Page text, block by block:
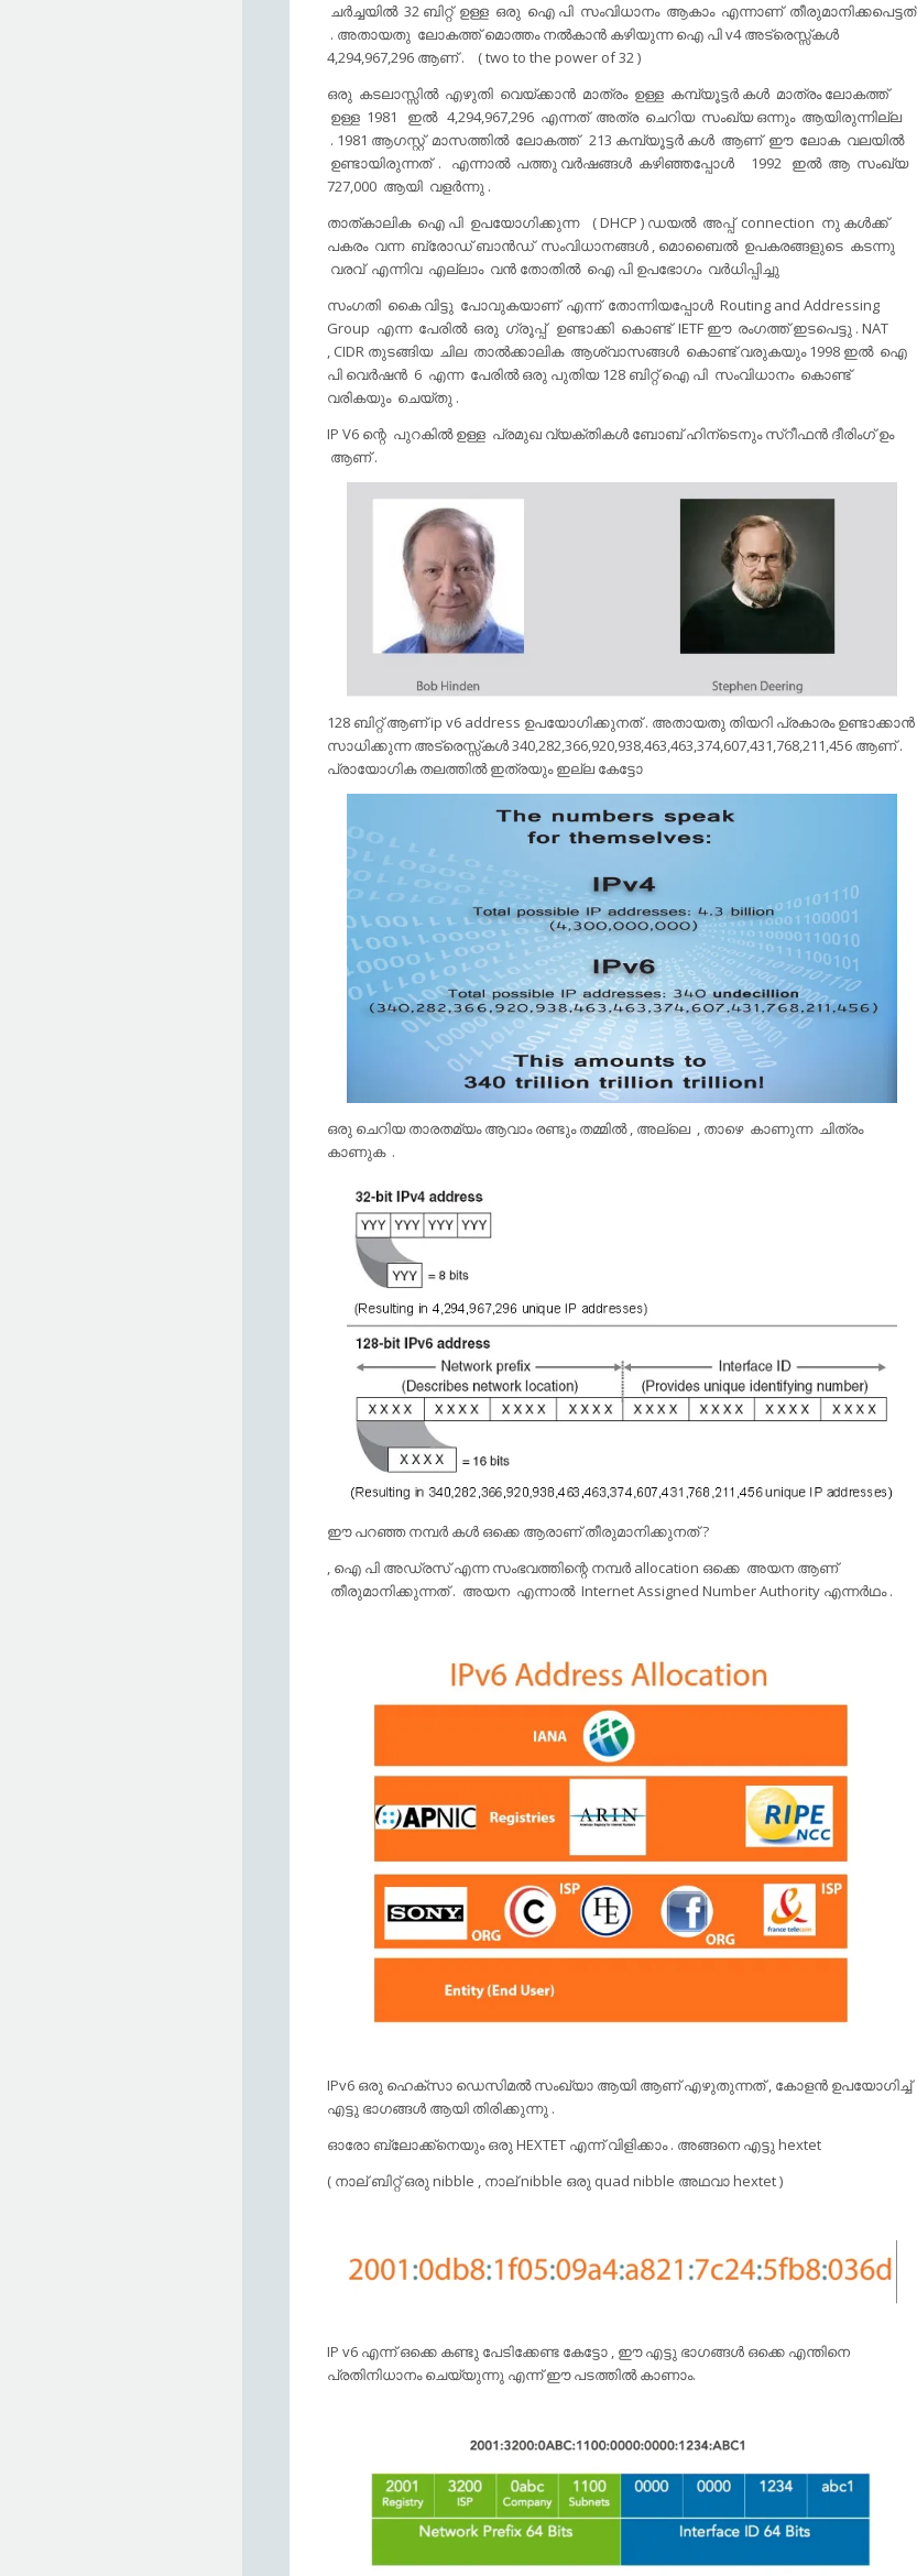
ചര്‍ച്ചയില്‍ 32 ബിറ്റ് ഉള്ള ഒരു ഐ പി സംവിധാനം ആകാം എന്നാണ് തീരുമാനിക്കപെട്ടത്‌
. അതായതു ലോകത്ത് മൊത്തം നല്‍കാന്‍ കഴിയുന്ന ഐ പി v4 അട്രെസ്സ്കള്‍
4,294,967,296 ആണ് . ( two to the power of 32 )
ഒരു കടലാസ്സില്‍ എഴുതി വെയ്ക്കാന്‍ മാത്രം ഉള്ള കമ്പ്യൂട്ടര്‍ കള്‍ മാത്രം ലോകത്ത്
ഉള്ള 1981 ഇല്‍ 4,294,967,296 എന്നത് അത്ര ചെറിയ സംഖ്യ ഒന്നും ആയിരുന്നില്ല
. 1981 ആഗസ്റ്റ്‌ മാസത്തില്‍ ലോകത്ത് 213 കമ്പ്യൂട്ടര്‍ കള്‍ ആണ് ഈ ലോക വലയില്‍
ഉണ്ടായിരുന്നത് . എന്നാല്‍ പത്തു വര്‍ഷങ്ങള്‍ കഴിഞ്ഞപ്പോള്‍ 1992 ഇല്‍ ആ സംഖ്യ
727,000 ആയി വളര്‍ന്നു .
താത്കാലിക ഐ പി ഉപയോഗിക്കുന്ന ( DHCP ) ഡയല്‍ അപ്പ്‌ connection നു കള്‍ക്ക്
പകരം വന്ന ബ്രോഡ്‌ ബാന്‍ഡ് സംവിധാനങ്ങള്‍ , മൊബൈല്‍ ഉപകരങ്ങളുടെ കടന്നു
വരവ് എന്നിവ എല്ലാം വന്‍ തോതില്‍ ഐ പി ഉപഭോഗം വര്‍ധിപ്പിച്ചു
സംഗതി കൈ വിട്ടു പോവുകയാണ് എന്ന് തോന്നിയപ്പോള്‍ Routing and Addressing
Group എന്ന പേരില്‍ ഒരു ഗ്രൂപ്പ്‌ ഉണ്ടാക്കി കൊണ്ട് IETF ഈ രംഗത്ത് ഇടപെട്ടു . NAT
, CIDR തുടങ്ങിയ ചില താല്‍ക്കാലിക ആശ്വാസങ്ങള്‍ കൊണ്ട് വരുകയും 1998 ഇല്‍ ഐ
പി വെര്‍ഷന്‍ 6 എന്ന പേരില്‍ ഒരു പുതിയ 128 ബിറ്റ് ഐ പി സംവിധാനം കൊണ്ട്
വരികയും ചെയ്തു .
IP V6 ന്റെ പുറകില്‍ ഉള്ള പ്രമുഖ വ്യക്തികള്‍ ബോബ് ഹിന്ടെനും സ്റീഫന്‍ ദീരിംഗ് ഉം
ആണ് .
128 ബിറ്റ് ആണ് ip v6 address ഉപയോഗിക്കുനത് . അതായതു തിയറി പ്രകാരം ഉണ്ടാക്കാന്‍
സാധിക്കുന്ന അട്രെസ്സ്കള്‍ 340,282,366,920,938,463,463,374,607,431,768,211,456 ആണ് .
പ്രായോഗിക തലത്തില്‍ ഇത്രയും ഇല്ല കേട്ടോ
ഒരു ചെറിയ താരതമ്യം ആവാം രണ്ടും തമ്മില്‍ , അല്ലെ , താഴെ കാണുന്ന ചിത്രം
കാണുക .
ഈ പറഞ്ഞ നമ്പര്‍ കള്‍ ഒക്കെ ആരാണ് തീരുമാനിക്കുനത് ?
, ഐ പി അഡ്രസ്‌ എന്ന സംഭവത്തിന്റെ നമ്പര്‍ allocation ഒക്കെ അയന ആണ്
തീരുമാനിക്കുന്നത്‌ . അയന എന്നാല്‍ Internet Assigned Number Authority എന്നര്‍ഥം .
IPv6 ഒരു ഹെക്സാ ഡെസിമല്‍ സംഖ്യാ ആയി ആണ് എഴുതുന്നത് , കോളന്‍ ഉപയോഗിച്ച്
എട്ടു ഭാഗങ്ങള്‍ ആയി തിരിക്കുന്നു .
ഓരോ ബ്ലോക്ക്നെയും ഒരു HEXTET എന്ന് വിളിക്കാം . അങ്ങനെ എട്ടു hextet
( നാല് ബിറ്റ് ഒരു nibble , നാല് nibble ഒരു quad nibble അഥവാ hextet )
IP v6 എന്ന് ഒക്കെ കണ്ടു പേടിക്കേണ്ട കേട്ടോ , ഈ എട്ടു ഭാഗങ്ങള്‍ ഒക്കെ എന്തിനെ
പ്രതിനിധാനം ചെയ്യുന്നു എന്ന് ഈ പടത്തില്‍ കാണാം.